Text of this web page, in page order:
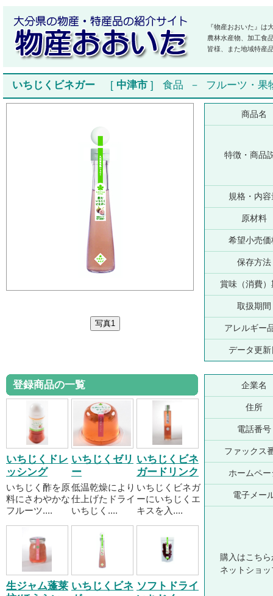
『物産おおいた』は
農林水産物、加工食
皆様、また地域特産
いちじくビネガー [ 中津市 ] 食品 － フルーツ・果
商品名
特徴・商品
規格・内容
原材料
希望小売価
保存方法
賞味（消費）
取扱期間
アレルギー
データ更新
登録商品の一覧
いちじくドレ
ッシング
いちじく酢を原
料にさわやかな
フルーツ....
いちじくゼリ
ー
低温乾燥により
仕上げたドライ
いちじく....
いちじくビネ
ガードリンク
いちじくビネガ
ーにいちじくエ
キスを入....
生ジャム蓬莱 いちじくビネ ソフトドライ
企業名
住所
電話番号
ファックス
ホームペー
電子メー
購入はこちら
ネットショ